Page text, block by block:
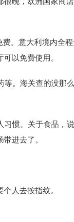
费。意大利境内全
以免费使用。
等。海关查的没那
习惯。关于食品，
进去了。
人去按指纹。